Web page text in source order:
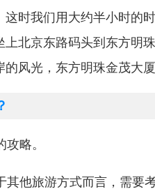
时我们用大约半小时的
上北京东路码头到东方明
风光，东方明珠金茂大
略。
其他旅游方式而言，需要